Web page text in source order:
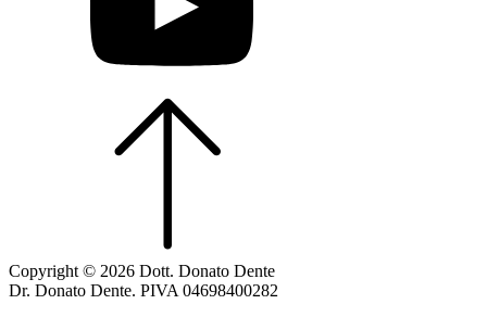
Copyright © 2026 Dott. Donato Dente
Dr. Donato Dente. PIVA 04698400282